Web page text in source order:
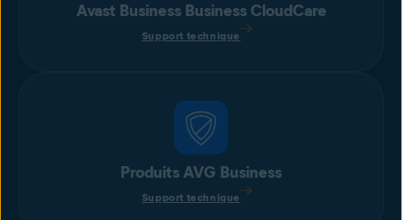
Avast Business Business CloudCare
Support technique
Produits AVG Business
Support technique